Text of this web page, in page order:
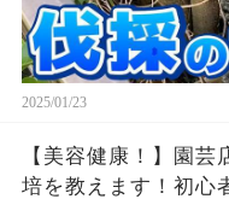
2025/01/23
【美容健康！】園
培を教えます！初心